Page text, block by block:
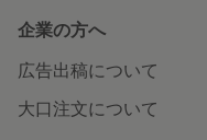
企業の方へ
広告出稿について
大口注文について